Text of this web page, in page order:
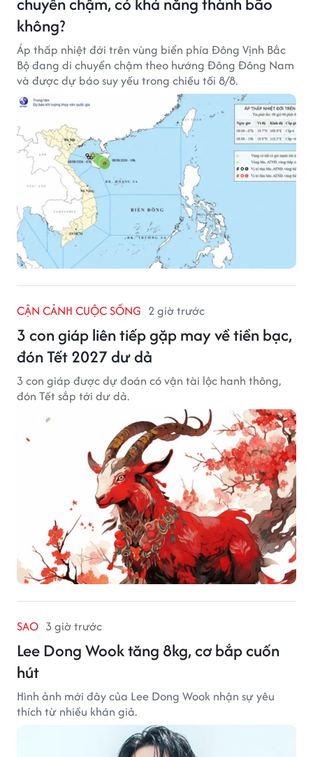
không?
Áp thấp nhiệt đới trên vùng biển phía Đông Vịnh Bắc
Bộ đang di chuyển chậm theo hướng Đông Đông Nam
và được dự báo suy yếu trong chiều tối 8/8.
CẬN CẢNH CUỘC SỐNG 2 giờ trước
3 con giáp liên tiếp gặp may về tiền bạc,
đón Tết 2027 dư dả
3 con giáp được dự đoán có vận tài lộc hanh thông,
đón Tết sắp tới dư dả.
SAO 3 giờ trước
Lee Dong Wook tăng 8kg, cơ bắp cuốn
hút
Hình ảnh mới đây của Lee Dong Wook nhận sự yêu
thích từ nhiều khán giả.